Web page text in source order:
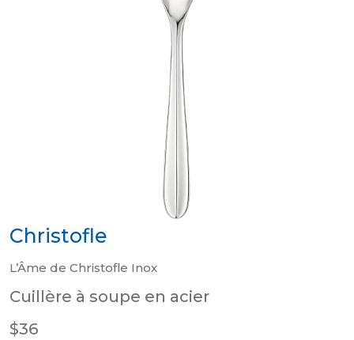
Christofle
L’Âme de Christofle Inox
Cuillère à soupe en acier
$36